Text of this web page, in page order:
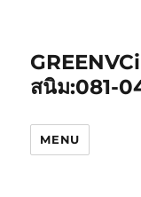
สนิม:081-
MENU